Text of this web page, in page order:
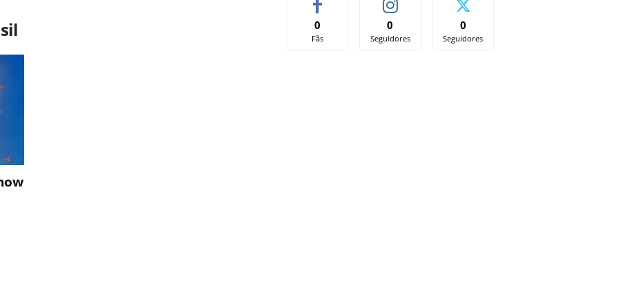
0
Fãs
0
Seguidores
0
Seguidores